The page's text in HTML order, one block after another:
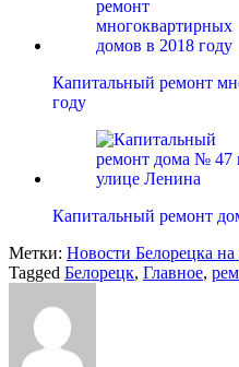
Капитальный ремонт
году
Капитальный ремонт
Метки: Новости Белорецка на
Tagged Белорецк, Главное,